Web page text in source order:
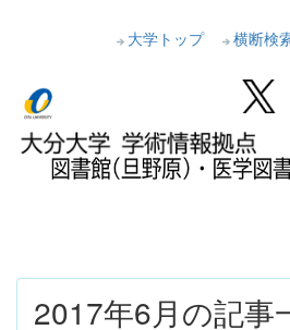
大学トップ 横断検
2017年6月の記事